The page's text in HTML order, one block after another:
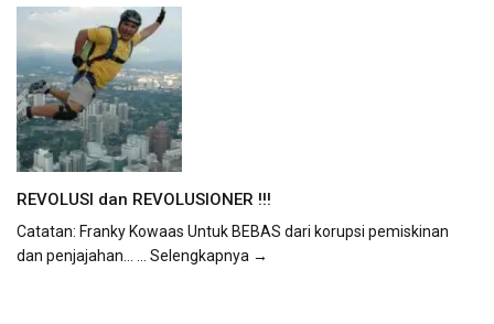
REVOLUSI dan REVOLUSIONER !!!
Catatan: Franky Kowaas Untuk BEBAS dari korupsi pemiskinan
dan penjajahan... ... Selengkapnya →